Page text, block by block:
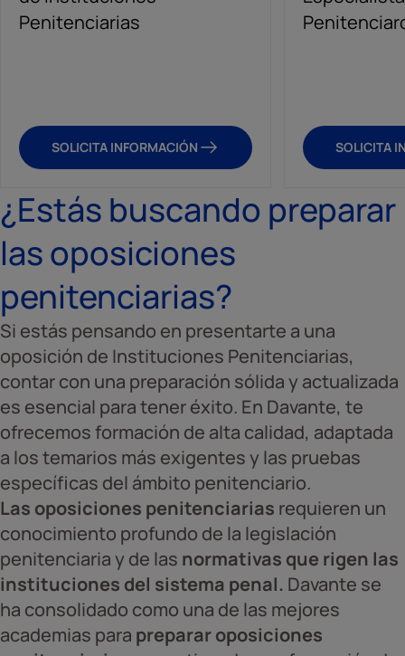
Penitenciarias
SOLICITA INFORMACIÓN SOLICITA
¿Estás buscando preparar
las oposiciones
penitenciarias?
Si estás pensando en presentarte a una
oposición de Instituciones Penitenciarias,
contar con una preparación sólida y actualizada
es esencial para tener éxito. En Davante, te
ofrecemos formación de alta calidad, adaptada
a los temarios más exigentes y las pruebas
específicas del ámbito penitenciario.
Las oposiciones penitenciarias requieren un
conocimiento profundo de la legislación
penitenciaria y de las normativas que rigen las
instituciones del sistema penal. Davante se
ha consolidado como una de las mejores
academias para preparar oposiciones